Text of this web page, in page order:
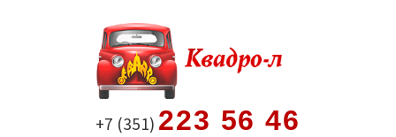
содержимому
+7 (351) 223 56 46